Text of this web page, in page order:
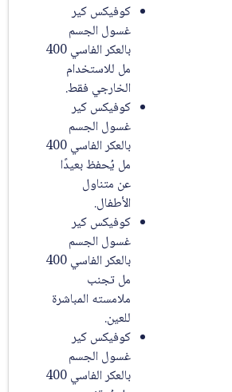
كوفيكس كير
غسول الجسم
بالعكر الفاسي 400
مل للاستخدام
الخارجي فقط.
كوفيكس كير
غسول الجسم
بالعكر الفاسي 400
مل يُحفظ بعيدًا
عن متناول
الأطفال.
كوفيكس كير
غسول الجسم
بالعكر الفاسي 400
مل تجنب
ملامسته المباشرة
للعين.
كوفيكس كير
غسول الجسم
بالعكر الفاسي 400